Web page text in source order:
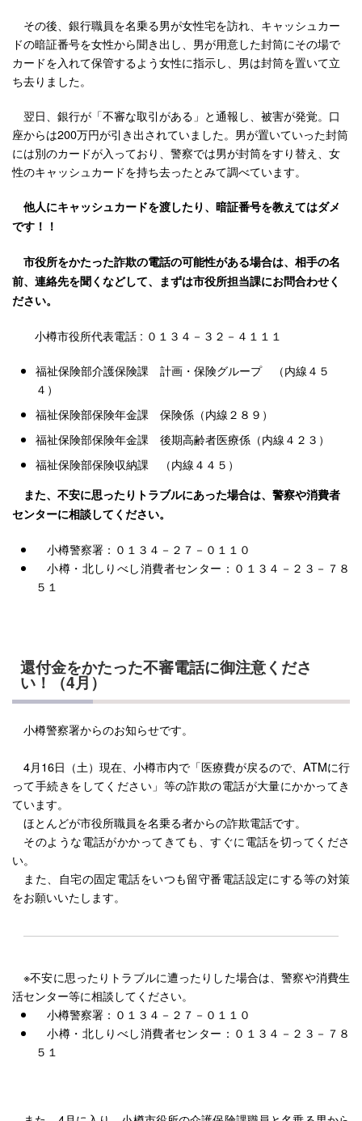
その後、銀行職員を名乗る男が女性宅を訪れ、キャッシュカー
ドの暗証番号を女性から聞き出し、男が用意した封筒にその場で
カードを入れて保管するよう女性に指示し、男は封筒を置いて立
ち去りました。
翌日、銀行が「不審な取引がある」と通報し、被害が発覚。口
座からは200万円が引き出されていました。男が置いていった封筒
には別のカードが入っており、警察では男が封筒をすり替え、女
性のキャッシュカードを持ち去ったとみて調べています。
他人にキャッシュカードを渡したり、暗証番号を教えてはダメ
です！！
市役所をかたった詐欺の電話の可能性がある場合は、相手の名
前、連絡先を聞くなどして、まずは市役所担当課にお問合わせく
ださい。
小樽市役所代表電話 : ０１３４－３２－４１１１
福祉保険部介護保険課 計画・保険グループ （内線４５
４）
福祉保険部保険年金課 保険係（内線２８９）
福祉保険部保険年金課 後期高齢者医療係（内線４２３）
福祉保険部保険収納課 （内線４４５）
また、不安に思ったりトラブルにあった場合は、警察や消費者
センターに相談してください。
小樽警察署：０１３４－２７－０１１０
小樽・北しりべし消費者センター：０１３４－２３－７８
５１
還付金をかたった不審電話に御注意くださ
い！（4月）
小樽警察署からのお知らせです。
4月16日（土）現在、小樽市内で「医療費が戻るので、ATMに行
って手続きをしてください」等の詐欺の電話が大量にかかってき
ています。
ほとんどが市役所職員を名乗る者からの詐欺電話です。
そのような電話がかかってきても、すぐに電話を切ってくださ
い。
また、自宅の固定電話をいつも留守番電話設定にする等の対策
をお願いいたします。
※不安に思ったりトラブルに遭ったりした場合は、警察や消費生
活センター等に相談してください。
小樽警察署：０１３４－２７－０１１０
小樽・北しりべし消費者センター：０１３４－２３－７８
５１